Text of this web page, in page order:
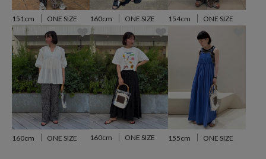
行予約・先行割引は含まれません）開始時点の価格です。
ブランド説明
【FREAK'S STORE／フリークスストア】
「アメリカの豊かさとワクワク・ドキドキを日本に伝えたい」という
想いからスタート。1986年の創業以来、洋服、雑貨、インテリアな
ど自分たちが本気でカッコ良いと思うものをセレクト。積極的に楽し
む生活体験者＝フリークとして、アメリカンライフスタイルの楽しみ
方を提案するセレクトショップです。
151cm ONE SIZE 160cm ONE SIZE 154cm ONE SIZE
160cm ONE SIZE 160cm ONE SIZE 155cm ONE SIZE